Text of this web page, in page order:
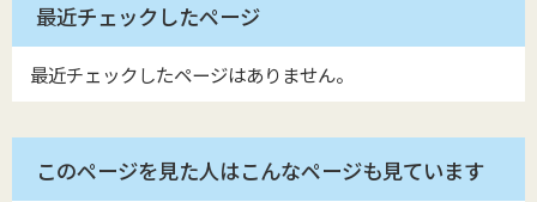
最近チェックしたページ
最近チェックしたページはありません。
このページを見た人はこんなページも見ています